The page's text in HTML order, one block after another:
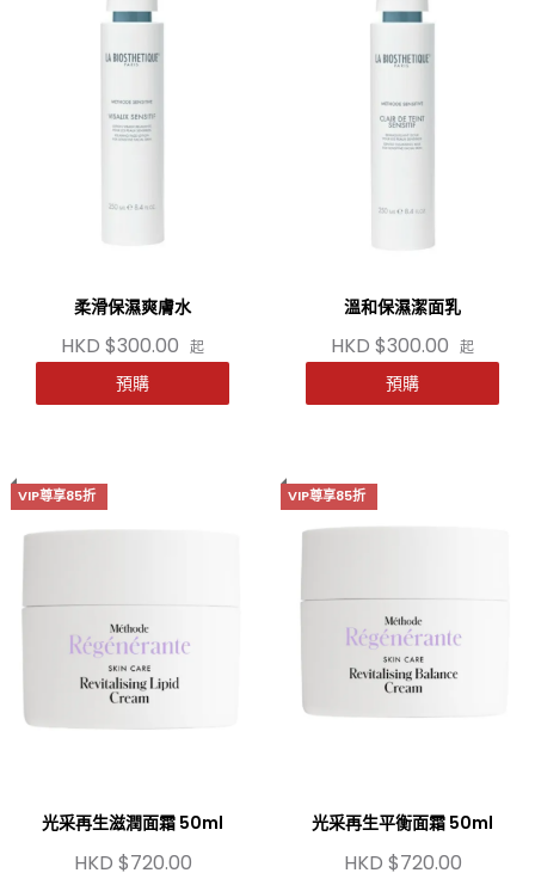
柔滑保濕爽膚水
HKD $300.00 起
預購
溫和保濕潔面乳
HKD $300.00 起
預購
VIP尊享85折
光采再生滋潤面霜 50ml
HKD $720.00
VIP尊享85折
光采再生平衡面霜 50ml
HKD $720.00